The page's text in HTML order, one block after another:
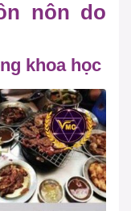
nôn do
khoa học